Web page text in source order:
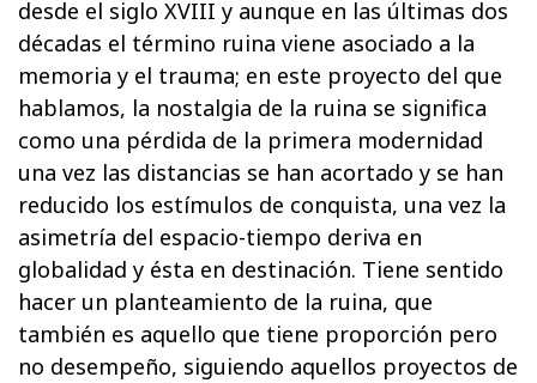
desde el siglo XVIII y aunque en las últimas dos
décadas el término ruina viene asociado a la
memoria y el trauma; en este proyecto del que
hablamos, la nostalgia de la ruina se significa
como una pérdida de la primera modernidad
una vez las distancias se han acortado y se han
reducido los estímulos de conquista, una vez la
asimetría del espacio-tiempo deriva en
globalidad y ésta en destinación. Tiene sentido
hacer un planteamiento de la ruina, que
también es aquello que tiene proporción pero
no desempeño, siguiendo aquellos proyectos de